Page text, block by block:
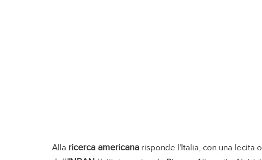
Alla ricerca americana risponde l'Italia, con una lecita